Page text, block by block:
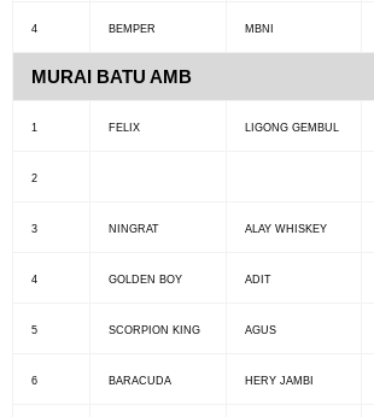
4 BEMPER MBNI
MURAI BATU AMB
1 FELIX LIGONG GEMBUL
2
3 NINGRAT ALAY WHISKEY
4 GOLDEN BOY ADIT
5 SCORPION KING AGUS
6 BARACUDA HERY JAMBI